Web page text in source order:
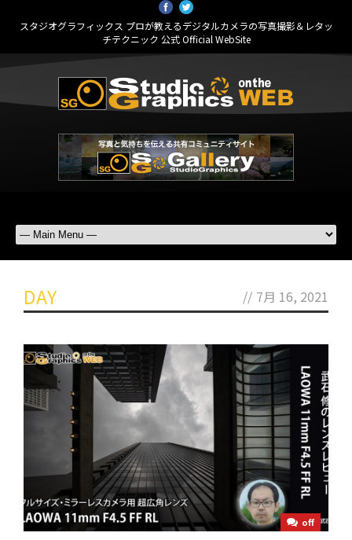
スタジオグラフィックス プロが教えるデジタルカメラの写真撮影＆レタッ
チテクニック 公式 Official WebSite
DAY // 7月 16, 2021
off